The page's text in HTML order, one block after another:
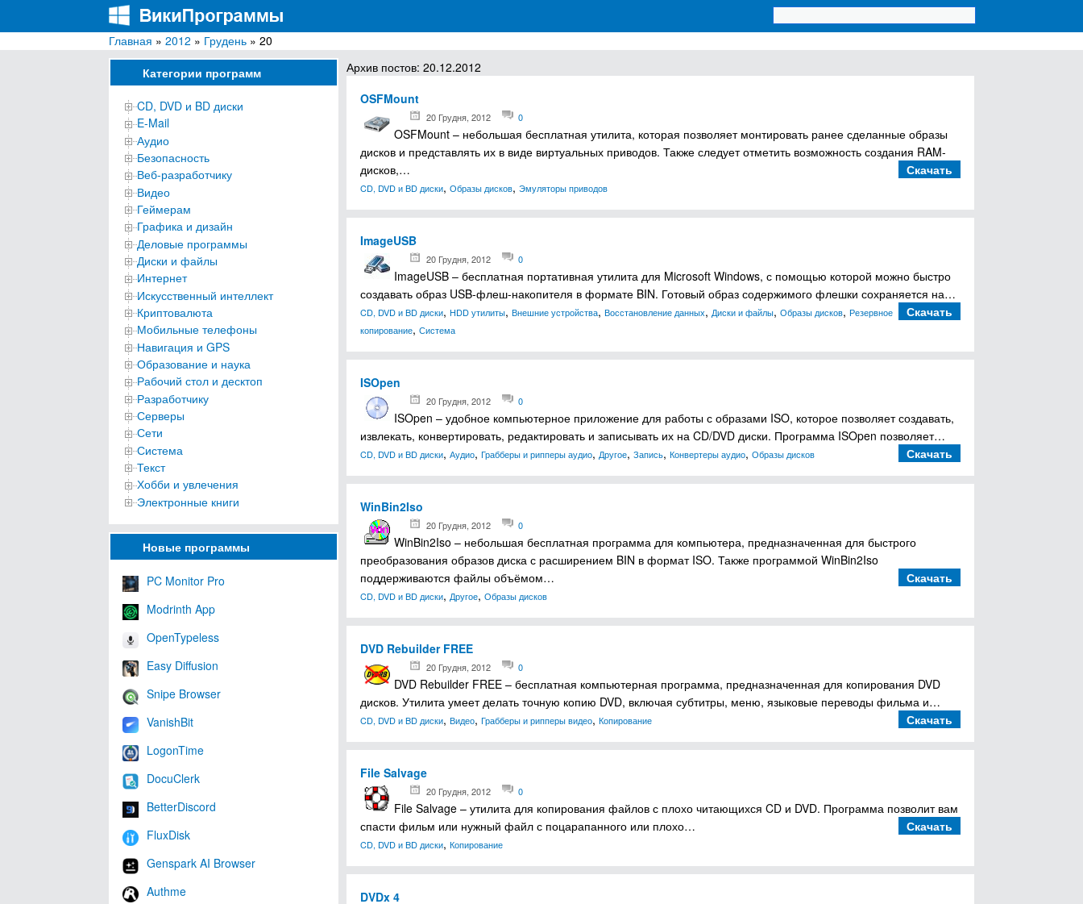
ВикиПрограммы
Энциклопедия бесплатных компьютерных программ для Windows
Главная » 2012 » Грудень » 20
Категории программ
CD, DVD и BD диски
E-Mail
Аудио
Безопасность
Веб-разработчику
Видео
Геймерам
Графика и дизайн
Деловые программы
Диски и файлы
Интернет
Искусственный интеллект
Криптовалюта
Мобильные телефоны
Навигация и GPS
Образование и наука
Рабочий стол и десктоп
Разработчику
Серверы
Сети
Система
Текст
Хобби и увлечения
Электронные книги
Новые программы
PC Monitor Pro
Modrinth App
OpenTypeless
Easy Diffusion
Snipe Browser
VanishBit
LogonTime
DocuClerk
BetterDiscord
FluxDisk
Genspark AI Browser
Authme
Архив постов: 20.12.2012
OSFMount
20 Грудня, 2012 0
OSFMount – небольшая бесплатная утилита, которая позволяет монтировать ранее сделанные образы
дисков и представлять их в виде виртуальных приводов. Также следует отметить возможность создания RAM-
дисков,…
Скачать
CD, DVD и BD диски, Образы дисков, Эмуляторы приводов
ImageUSB
20 Грудня, 2012 0
ImageUSB – бесплатная портативная утилита для Microsoft Windows, с помощью которой можно быстро
создавать образ USB-флеш-накопителя в формате BIN. Готовый образ содержимого флешки сохраняется на…
Скачать
CD, DVD и BD диски, HDD утилиты, Внешние устройства, Восстановление данных, Диски и файлы, Образы дисков, Резервное
копирование, Система
ISOpen
20 Грудня, 2012 0
ISOpen – удобное компьютерное приложение для работы с образами ISO, которое позволяет создавать,
извлекать, конвертировать, редактировать и записывать их на CD/DVD диски. Программа ISOpen позволяет…
Скачать
CD, DVD и BD диски, Аудио, Грабберы и рипперы аудио, Другое, Запись, Конвертеры аудио, Образы дисков
WinBin2Iso
20 Грудня, 2012 0
WinBin2Iso – небольшая бесплатная программа для компьютера, предназначенная для быстрого
преобразования образов диска с расширением BIN в формат ISO. Также программой WinBin2Iso
поддерживаются файлы объёмом…
Скачать
CD, DVD и BD диски, Другое, Образы дисков
DVD Rebuilder FREE
20 Грудня, 2012 0
DVD Rebuilder FREE – бесплатная компьютерная программа, предназначенная для копирования DVD
дисков. Утилита умеет делать точную копию DVD, включая субтитры, меню, языковые переводы фильма и…
Скачать
CD, DVD и BD диски, Видео, Грабберы и рипперы видео, Копирование
File Salvage
20 Грудня, 2012 0
File Salvage – утилита для копирования файлов с плохо читающихся CD и DVD. Программа позволит вам
спасти фильм или нужный файл с поцарапанного или плохо…
Скачать
CD, DVD и BD диски, Копирование
DVDx 4